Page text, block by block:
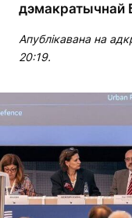
дэмакратычнай
Апублікавана на
20:19.